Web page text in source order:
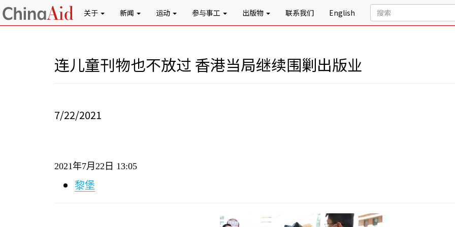
关于 新闻 运动 参与事工 出版物 联系我们 English
连儿童刊物也不放过 香港当局继续围剿出版业
7/22/2021
2021年7月 22 日 13:05
黎堡